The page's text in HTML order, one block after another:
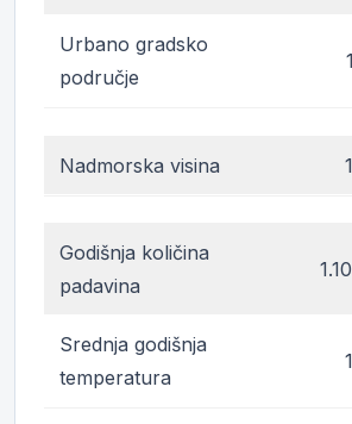
Urbano gradsko
područje
Nadmorska visina
Godišnja količina
padavina
Srednja godišnja
temperatura